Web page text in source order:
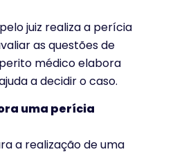
juiz realiza a perícia
as questões de
médico elabora
a decidir o caso.
uma perícia
a realização de uma